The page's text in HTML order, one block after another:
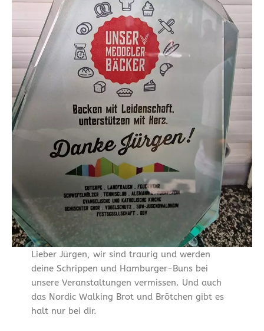
Lieber Jürgen, wir sind traurig und werden
deine Schrippen und Hamburger-Buns bei
unsere Veranstaltungen vermissen. Und auch
das Nordic Walking Brot und Brötchen gibt es
halt nur bei dir.